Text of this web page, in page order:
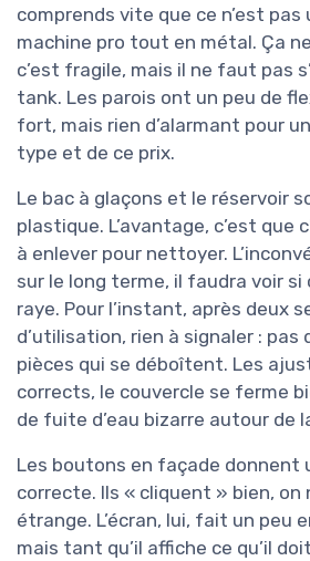
comprends vite que ce n’est pas
machine pro tout en métal. Ça
c’est fragile, mais il ne faut pas
tank. Les parois ont un peu de
fort, mais rien d’alarmant pour
type et de ce prix.
Le bac à glaçons et le réservoir
plastique. L’avantage, c’est que
à enlever pour nettoyer.
sur le long terme, il faudra voir si
raye. Pour l’instant, après deux
d’utilisation, rien à signaler : pas
pièces qui se déboîtent. Les
corrects, le couvercle se ferme
de fuite d’eau bizarre autour de
Les boutons en façade donnent
correcte. Ils « cliquent » bien, on
étrange. L’écran, lui, fait un peu
mais tant qu’il affiche ce qu’il